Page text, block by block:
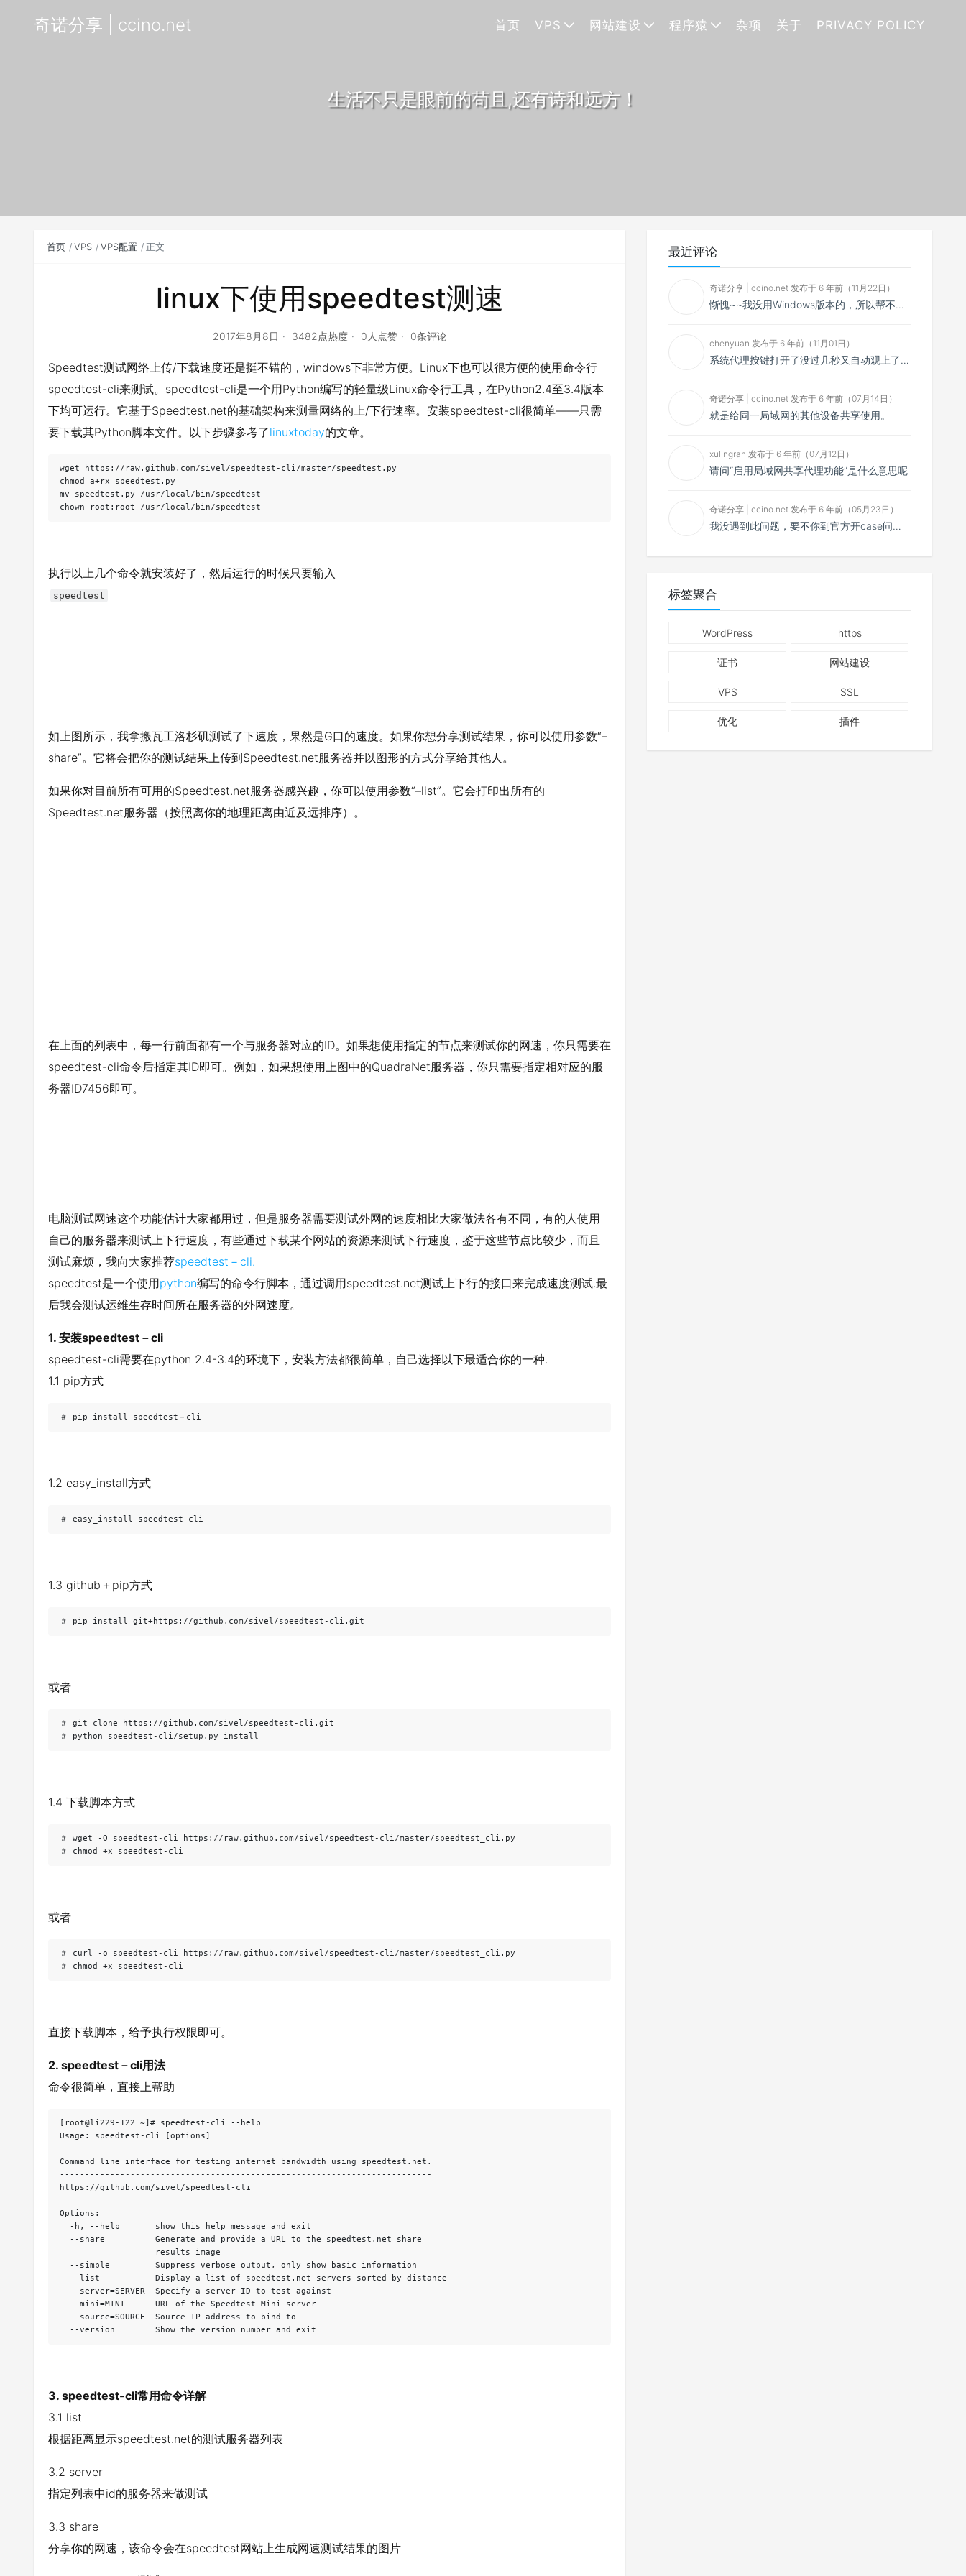
奇诺分享 | ccino.net 首页 VPS 网站建设 程序猿 杂项 关于 PRIVACY POLICY
生活不只是眼前的苟且,还有诗和远方！
首页 VPS VPS配置 正文
linux下使用speedtest测速
2017年8月8日 3482点热度 0人点赞 0条评论
Speedtest测试网络上传/下载速度还是挺不错的，windows下非常方便。Linux下也可以很方便的使用命令行
speedtest-cli来测试。speedtest-cli是一个用Python编写的轻量级Linux命令行工具，在Python2.4至3.4版本
下均可运行。它基于Speedtest.net的基础架构来测量网络的上/下行速率。安装speedtest-cli很简单——只需
要下载其Python脚本文件。以下步骤参考了linuxtoday的文章。
wget https://raw.github.com/sivel/speedtest-cli/master/speedtest.py
chmod a+rx speedtest.py
mv speedtest.py /usr/local/bin/speedtest
chown root:root /usr/local/bin/speedtest
执行以上几个命令就安装好了，然后运行的时候只要输入
speedtest
如上图所示，我拿搬瓦工洛杉矶测试了下速度，果然是G口的速度。如果你想分享测试结果，你可以使用参数“–
share”。它将会把你的测试结果上传到Speedtest.net服务器并以图形的方式分享给其他人。
如果你对目前所有可用的Speedtest.net服务器感兴趣，你可以使用参数“–list”。它会打印出所有的
Speedtest.net服务器（按照离你的地理距离由近及远排序）。
在上面的列表中，每一行前面都有一个与服务器对应的ID。如果想使用指定的节点来测试你的网速，你只需要在
speedtest-cli命令后指定其ID即可。例如，如果想使用上图中的QuadraNet服务器，你只需要指定相对应的服
务器ID7456即可。
电脑测试网速这个功能估计大家都用过，但是服务器需要测试外网的速度相比大家做法各有不同，有的人使用
自己的服务器来测试上下行速度，有些通过下载某个网站的资源来测试下行速度，鉴于这些节点比较少，而且
测试麻烦，我向大家推荐speedtest－cli.
speedtest是一个使用python编写的命令行脚本，通过调用speedtest.net测试上下行的接口来完成速度测试.最
后我会测试运维生存时间所在服务器的外网速度。
1. 安装speedtest－cli
speedtest-cli需要在python 2.4-3.4的环境下，安装方法都很简单，自己选择以下最适合你的一种.
1.1 pip方式
＃ pip install speedtest－cli
1.2 easy_install方式
＃ easy_install speedtest-cli
1.3 github＋pip方式
＃ pip install git+https://github.com/sivel/speedtest-cli.git
或者
＃ git clone https://github.com/sivel/speedtest-cli.git
＃ python speedtest-cli/setup.py install
1.4 下载脚本方式
＃ wget -O speedtest-cli https://raw.github.com/sivel/speedtest-cli/master/speedtest_cli.py
＃ chmod +x speedtest-cli
或者
＃ curl -o speedtest-cli https://raw.github.com/sivel/speedtest-cli/master/speedtest_cli.py
＃ chmod +x speedtest-cli
直接下载脚本，给予执行权限即可。
2. speedtest－cli用法
命令很简单，直接上帮助
[root@li229-122 ~]# speedtest-cli --help
Usage: speedtest-cli [options]
Command line interface for testing internet bandwidth using speedtest.net.
--------------------------------------------------------------------------
https://github.com/sivel/speedtest-cli
Options:
-h, --help       show this help message and exit
--share          Generate and provide a URL to the speedtest.net share
results image
--simple         Suppress verbose output, only show basic information
--list           Display a list of speedtest.net servers sorted by distance
--server=SERVER  Specify a server ID to test against
--mini=MINI      URL of the Speedtest Mini server
--source=SOURCE  Source IP address to bind to
--version        Show the version number and exit
3. speedtest-cli常用命令详解
3.1 list
根据距离显示speedtest.net的测试服务器列表
3.2 server
指定列表中id的服务器来做测试
3.3 share
分享你的网速，该命令会在speedtest网站上生成网速测试结果的图片
最近评论
奇诺分享 | ccino.net 发布于 6 年前（11月22日）
惭愧~~我没用Windows版本的，所以帮不了你~~
chenyuan 发布于 6 年前（11月01日）
系统代理按键打开了没过几秒又自动观上了，导致一直打开不了，是什么问题呢？感谢大佬，请帮帮忙！谢谢！
奇诺分享 | ccino.net 发布于 6 年前（07月14日）
就是给同一局域网的其他设备共享使用。
xulingran 发布于 6 年前（07月12日）
请问“启用局域网共享代理功能”是什么意思呢
奇诺分享 | ccino.net 发布于 6 年前（05月23日）
我没遇到此问题，要不你到官方开case问问看？
标签聚合
WordPress https
证书 网站建设
VPS SSL
优化 插件